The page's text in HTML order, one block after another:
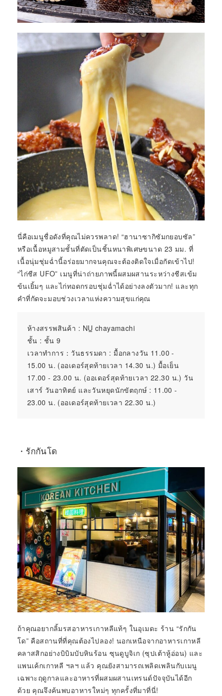
นี่คือเมนูชื่อดังที่คุณไม่ควรพลาด! “ฮานาซากิซัมกยอบซัล”
หรือเนื้อหมูสามชั้นที่ตัดเป็นชิ้นหนาพิเศษขนาด 23 มม. ที่
เนื้อนุ่มชุ่มฉ่ำนี้อร่อยมากจนคุณจะต้องติดใจเมื่อกัดเข้าไป!
“ไก่ชีส UFO” เมนูที่น่าถ่ายภาพนี้ผสมผสานระหว่างชีสเข้ม
ข้นเยิ้มๆ และไก่ทอดกรอบชุ่มฉ่ำได้อย่างลงตัวมาก! และทุก
คำที่กัดจะมอบช่วงเวลาแห่งความสุขแก่คุณ
ห้างสรรพสินค้า : NU chayamachi
ชั้น : ชั้น 9
เวลาทำการ：วันธรรมดา : มื้อกลางวัน 11.00 -
15.00 น. (ออเดอร์สุดท้ายเวลา 14.30 น.) มื้อเย็น
17.00 - 23.00 น. (ออเดอร์สุดท้ายเวลา 22.30 น.) วัน
เสาร์ วันอาทิตย์ และวันหยุดนักขัตฤกษ์ : 11.00 -
23.00 น. (ออเดอร์สุดท้ายเวลา 22.30 น.)
・รักกันโด
ถ้าคุณอยากลิ้มรสอาหารเกาหลีแท้ๆ ในอุเมดะ ร้าน “รักกัน
โด” คือสถานที่ที่คุณต้องไปลอง! นอกเหนือจากอาหารเกาหลี
คลาสสิกอย่างบิบิมบับหินร้อน ซุนดูบูจิเก (ซุปเต้าหู้อ่อน) และ
แพนเค้กเกาหลี ฯลฯ แล้ว คุณยังสามารถเพลิดเพลินกับเมนู
เฉพาะฤดูกาลและอาหารที่ผสมผสานเทรนด์ปัจจุบันได้อีก
ด้วย คุณจึงค้นพบอาหารใหม่ๆ ทุกครั้งที่มาที่นี่!